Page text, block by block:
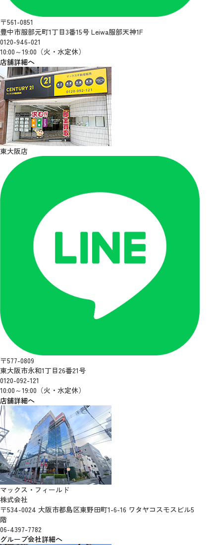
〒561-0851
豊中市服部元町1丁目3番15号 Leiwa服部天神1F
0120-946-021
10:00～19:00（火・水定休）
店舗詳細へ
東大阪店
〒577-0809
東大阪市永和1丁目26番21号
0120-092-121
10:00～19:00（火・水定休）
店舗詳細へ
マックス・フィールド
株式会社
〒534-0024 大阪市都島区東野田町1-6-16 ワタヤコスモスビル5
階
06-4397-7782
グループ会社詳細へ